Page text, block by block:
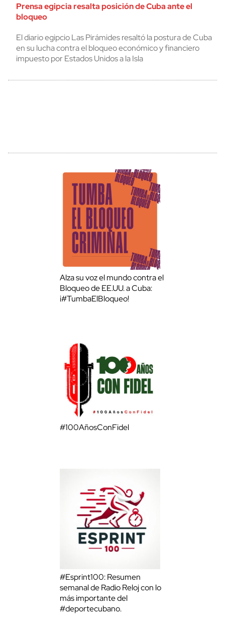
Prensa egipcia resalta posición de Cuba ante el
bloqueo
El diario egipcio Las Pirámides resaltó la postura de Cuba
en su lucha contra el bloqueo económico y financiero
impuesto por Estados Unidos a la Isla
Alza su voz el mundo contra el
Bloqueo de EE.UU. a Cuba:
¡#TumbaElBloqueo!
#100AñosConFidel
#Esprint100: Resumen
semanal de Radio Reloj con lo
más importante del
#deportecubano.